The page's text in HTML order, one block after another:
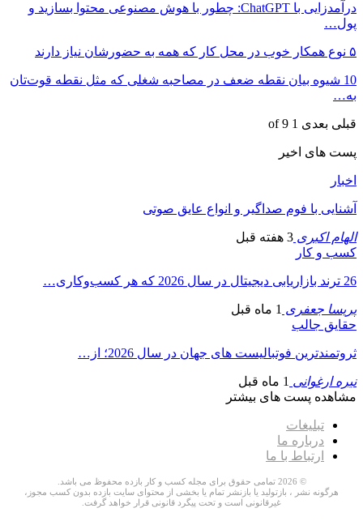
درآمدزایی با ChatGPT: چطور با هوش مصنوعی محتوا بسازید و
پول…
۵ نوع همکار خوب در محل کار که همه به حضورشان نیاز دارند
10 شیوه بیان نقطه ضعف در مصاحبه شغلی که مثل نقطه قوت‌تان
به…
قبلی بعدی 1 of 9
پست های اخیر
اخبار
آشنایی با فوم صداگیر و انواع عایق صوتی
الهام اکبری 3 هفته قبل
کسب و کار
26 ترند بازاریابی دیجیتال در سال 2026 که هر کسب‌وکاری…
پریسا جعفری 1 ماه قبل
حقایق جالب
ثروتمندترین فوتبالیست های جهان در سال 2026؛ از…
نیره ارغوانی 1 ماه قبل
مشاهده پست های بیشتر
تبلیغات
درباره ما
ارتباط با ما
© 2026 تمامی حقوق برای مجله کسب و کار بازده محفوظ می باشد.
هرگونه نشر ، بازتولید یا بازنشر تمام یا بخشی از محتوای سایت بازده بدون کسب مجوز،
غیرقانونی است و تحت پیگرد قانونی قرار خواهد گرفت.